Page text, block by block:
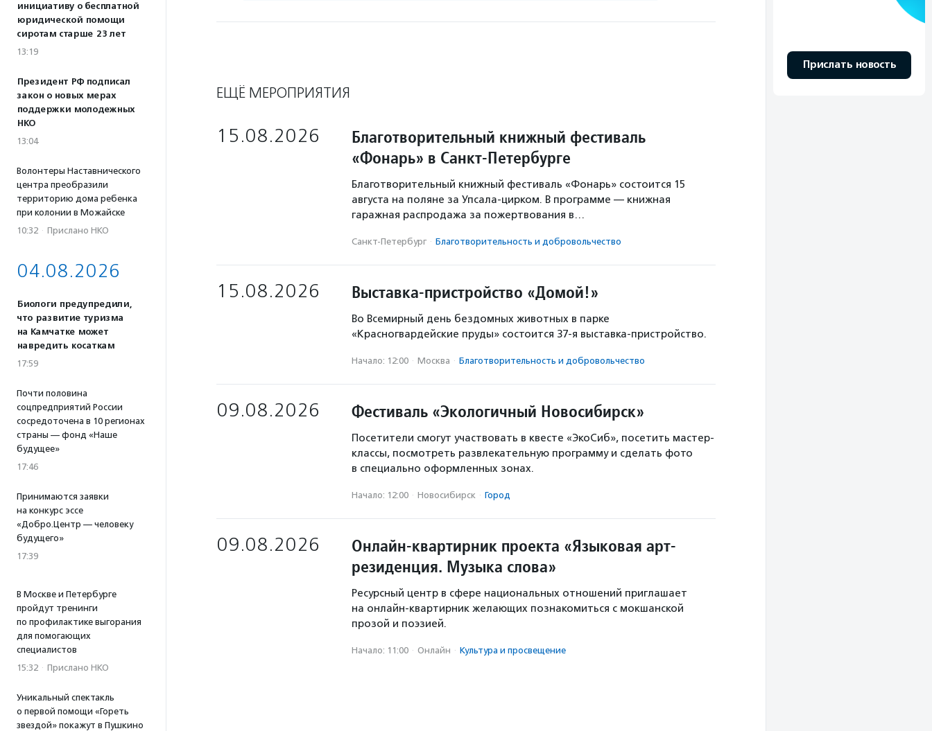
инициативу о бесплатной
юридической помощи
сиротам старше 23 лет
13:19
Президент РФ подписал
закон о новых мерах
поддержки молодежных
НКО
13:04
Волонтеры Наставнического
центра преобразили
территорию дома ребенка
при колонии в Можайске
10:32 · Прислано НКО
04.08.2026
Биологи предупредили,
что развитие туризма
на Камчатке может
навредить косаткам
17:59
Почти половина
соцпредприятий России
сосредоточена в 10 регионах
страны — фонд «Наше
будущее»
17:46
Принимаются заявки
на конкурс эссе
«Добро.Центр — человеку
будущего»
17:39
В Москве и Петербурге
пройдут тренинги
по профилактике выгорания
для помогающих
специалистов
15:32 · Прислано НКО
Уникальный спектакль
о первой помощи «Гореть
звездой» покажут в Пушкино
ЕЩЁ МЕРОПРИЯТИЯ
15.08.2026
Благотворительный книжный фестиваль
«Фонарь» в Санкт-Петербурге
Благотворительный книжный фестиваль «Фонарь» состоится 15
августа на поляне за Упсала-цирком. В программе — книжная
гаражная распродажа за пожертвования в…
Санкт-Петербург · Благотвори­тель­ность и доброволь­чест­во
15.08.2026 Выставка-пристройство «Домой!»
Во Всемирный день бездомных животных в парке
«Красногвардейские пруды» состоится 37-я выставка-пристройство.
Начало: 12:00 · Москва · Благотвори­тель­ность и доброволь­чест­во
09.08.2026 Фестиваль «Экологичный Новосибирск»
Посетители смогут участвовать в квесте «ЭкоСиб», посетить мастер-
классы, посмотреть развлекательную программу и сделать фото
в специально оформленных зонах.
Начало: 12:00 · Новосибирск · Город
09.08.2026
Онлайн-квартирник проекта «Языковая арт-
резиденция. Музыка слова»
Ресурсный центр в сфере национальных отношений приглашает
на онлайн-квартирник желающих познакомиться с мокшанской
прозой и поэзией.
Начало: 11:00 · Онлайн · Культура и просвещение
Прислать новость